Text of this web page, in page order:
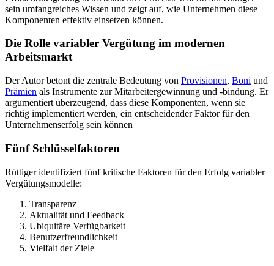
sein umfangreiches Wissen und zeigt auf, wie Unternehmen diese
Komponenten effektiv einsetzen können.
Die Rolle variabler Vergütung im modernen
Arbeitsmarkt
Der Autor betont die zentrale Bedeutung von Provisionen, Boni und
Prämien als Instrumente zur Mitarbeitergewinnung und -bindung. Er
argumentiert überzeugend, dass diese Komponenten, wenn sie
richtig implementiert werden, ein entscheidender Faktor für den
Unternehmenserfolg sein können
Fünf Schlüsselfaktoren
Rüttiger identifiziert fünf kritische Faktoren für den Erfolg variabler
Vergütungsmodelle:
Transparenz
Aktualität und Feedback
Ubiquitäre Verfügbarkeit
Benutzerfreundlichkeit
Vielfalt der Ziele